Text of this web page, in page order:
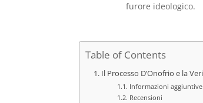
furore ideologico.
Table of Contents
Il Processo D’Onofrio e la
Informazioni aggiuntive
Recensioni